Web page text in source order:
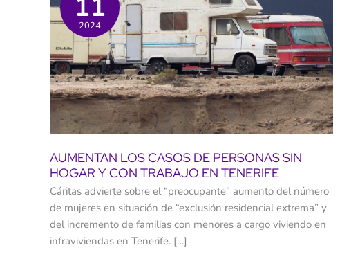
11
2024
AUMENTAN LOS CASOS DE PERSONAS SIN
HOGAR Y CON TRABAJO EN TENERIFE
Cáritas advierte sobre el “preocupante” aumento del número
de mujeres en situación de “exclusión residencial extrema” y
del incremento de familias con menores a cargo viviendo en
infraviviendas en Tenerife. […]